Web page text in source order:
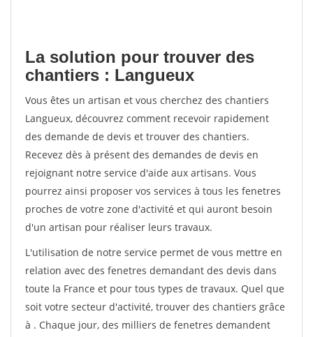
La solution pour trouver des
chantiers : Langueux
Vous êtes un artisan et vous cherchez des chantiers
Langueux, découvrez comment recevoir rapidement
des demande de devis et trouver des chantiers.
Recevez dès à présent des demandes de devis en
rejoignant notre service d'aide aux artisans. Vous
pourrez ainsi proposer vos services à tous les fenetres
proches de votre zone d'activité et qui auront besoin
d'un artisan pour réaliser leurs travaux.
L'utilisation de notre service permet de vous mettre en
relation avec des fenetres demandant des devis dans
toute la France et pour tous types de travaux. Quel que
soit votre secteur d'activité, trouver des chantiers grâce
à . Chaque jour, des milliers de fenetres demandent